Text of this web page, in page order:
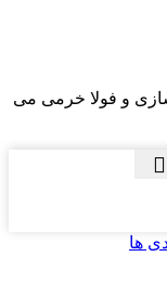
و فولا خرمی می
ها